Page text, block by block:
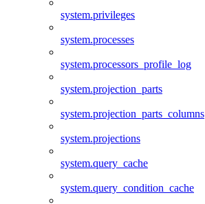
system.privileges
system.processes
system.processors_profile_log
system.projection_parts
system.projection_parts_columns
system.projections
system.query_cache
system.query_condition_cache